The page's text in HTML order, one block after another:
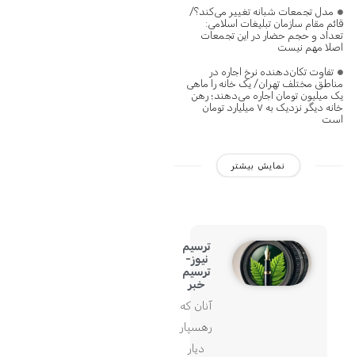
مدل تجمعات شبانه تغییر می‌کند؟/
قائم مقام سازمان تبلیغات اسلامی:
تعداد و حجم حضار در این تجمعات
اصلا مهم نیست
تفاوت تکان‌دهنده نرخ اجاره در
مناطق مختلف تهران/ یک خانه را ماهی
یک میلیون تومان اجاره می‌دهند؛ رهن
خانه دیگر نزدیک به ۷ میلیارد تومان
است
نمایش بیشتر
ترسیم
نیوز-
ترسیم
خبر
آنان که
رهسپار
دیار